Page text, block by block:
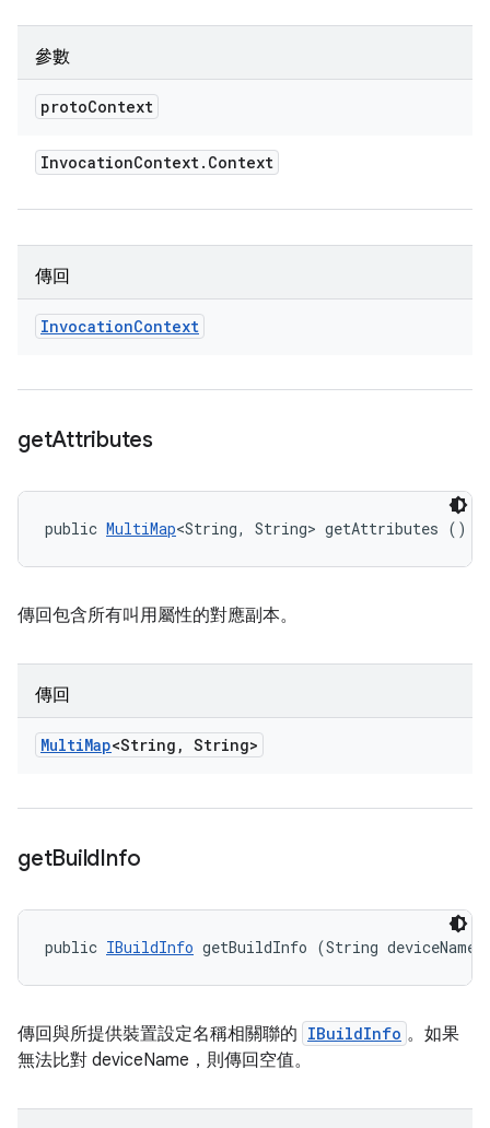
參數
protoContext
InvocationContext. Context
傳回
InvocationContext
getAttributes
public MultiMap<String, String> getAttributes ()
傳回包含所有叫用屬性的對應副本。
傳回
MultiMap<String , String>
getBuildInfo
public IBuildInfo getBuildInfo (String deviceName)
傳回與所提供裝置設定名稱相關聯的 IBuildInfo 。如果
無法比對 deviceName，則傳回空值。